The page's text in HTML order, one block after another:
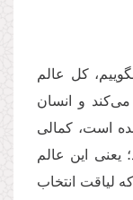
کل عالم
می‌کند و انسان
است، کمالی
یعنی این عالم
لیاقت انتخاب